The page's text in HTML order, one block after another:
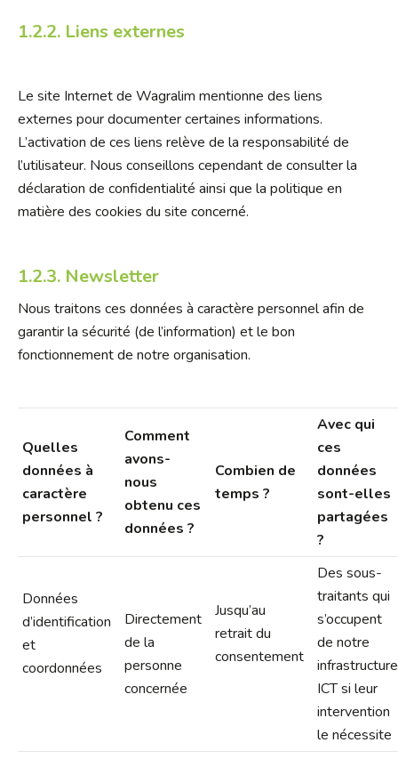
1.2.2. Liens externes
Le site Internet de Wagralim mentionne des liens
externes pour documenter certaines informations.
L’activation de ces liens relève de la responsabilité de
l’utilisateur. Nous conseillons cependant de consulter la
déclaration de confidentialité ainsi que la politique en
matière des cookies du site concerné.
1.2.3. Newsletter
Nous traitons ces données à caractère personnel afin de
garantir la sécurité (de l’information) et le bon
fonctionnement de notre organisation.
Quelles
données à
caractère
personnel ?
Comment
avons-
nous
obtenu ces
données ?
Combien de
temps ?
Avec qui
ces
données
sont-elles
partagées
?
Données
d’identification
et
coordonnées
Directement
de la
personne
concernée
Jusqu’au
retrait du
consentement
Des sous-
traitants qui
s’occupent
de notre
infrastructure
ICT si leur
intervention
le nécessite